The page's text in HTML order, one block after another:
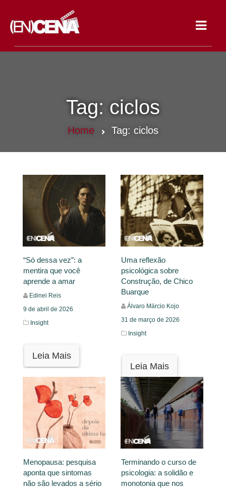
Tag: ciclos
Home Tag: ciclos
“Só dessa vez”: a
mentira que você
aprende a amar
Edinei Reis
9 de abril de 2026
Insight
Leia Mais
Uma reflexão
psicológica sobre
Construção, de Chico
Buarque
Álvaro Márcio Kojo
31 de março de 2026
Insight
Leia Mais
Menopausa: pesquisa
aponta que sintomas
não são levados a sério
Terminando o curso de
psicologia: a solidão e
monotonia que nos